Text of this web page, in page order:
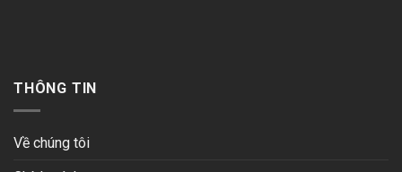
THÔNG TIN
Về chúng tôi